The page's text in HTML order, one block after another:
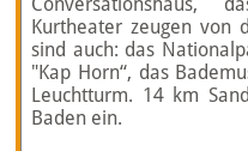
Conversationshaus,
Kurtheater zeugen von
sind auch: das
"Kap Horn“, das
Leuchtturm. 14 km
Baden ein.